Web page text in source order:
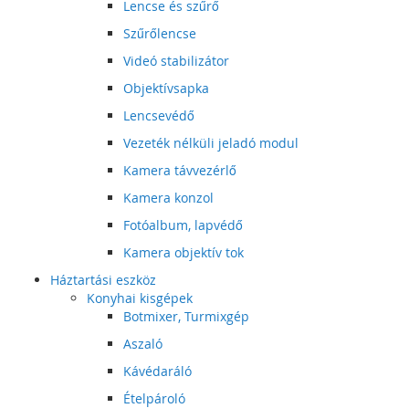
Lencse és szűrő
Szűrőlencse
Videó stabilizátor
Objektívsapka
Lencsevédő
Vezeték nélküli jeladó modul
Kamera távvezérlő
Kamera konzol
Fotóalbum, lapvédő
Kamera objektív tok
Háztartási eszköz
Konyhai kisgépek
Botmixer, Turmixgép
Aszaló
Kávédaráló
Ételpároló